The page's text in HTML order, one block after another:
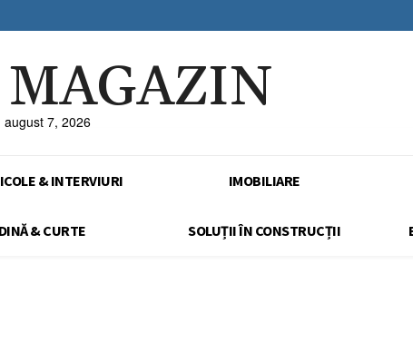
MAGAZIN
august 7, 2026
& INTERVIURI IMOBILIARE
& CURTE SOLUȚII ÎN CONSTRUCȚII